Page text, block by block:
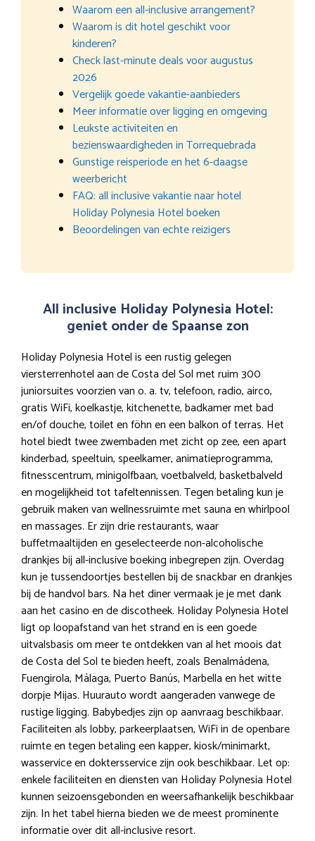
Waarom een all-inclusive arrangement?
Waarom is dit hotel geschikt voor
kinderen?
Check last-minute deals voor augustus
2026
Vergelijk goede vakantie-aanbieders
Meer informatie over ligging en omgeving
Leukste activiteiten en
bezienswaardigheden in Torrequebrada
Gunstige reisperiode en het 6-daagse
weerbericht
FAQ: all inclusive vakantie naar hotel
Holiday Polynesia Hotel boeken
Beoordelingen van echte reizigers
All inclusive Holiday Polynesia Hotel:
geniet onder de Spaanse zon
Holiday Polynesia Hotel is een rustig gelegen
viersterrenhotel aan de Costa del Sol met ruim 300
juniorsuites voorzien van o. a. tv, telefoon, radio, airco,
gratis WiFi, koelkastje, kitchenette, badkamer met bad
en/of douche, toilet en föhn en een balkon of terras. Het
hotel biedt twee zwembaden met zicht op zee, een apart
kinderbad, speeltuin, speelkamer, animatieprogramma,
fitnesscentrum, minigolfbaan, voetbalveld, basketbalveld
en mogelijkheid tot tafeltennissen. Tegen betaling kun je
gebruik maken van wellnessruimte met sauna en whirlpool
en massages. Er zijn drie restaurants, waar
buffetmaaltijden en geselecteerde non-alcoholische
drankjes bij all-inclusive boeking inbegrepen zijn. Overdag
kun je tussendoortjes bestellen bij de snackbar en drankjes
bij de handvol bars. Na het diner vermaak je je met dank
aan het casino en de discotheek. Holiday Polynesia Hotel
ligt op loopafstand van het strand en is een goede
uitvalsbasis om meer te ontdekken van al het moois dat
de Costa del Sol te bieden heeft, zoals Benalmádena,
Fuengirola, Málaga, Puerto Banús, Marbella en het witte
dorpje Mijas. Huurauto wordt aangeraden vanwege de
rustige ligging. Babybedjes zijn op aanvraag beschikbaar.
Faciliteiten als lobby, parkeerplaatsen, WiFi in de openbare
ruimte en tegen betaling een kapper, kiosk/minimarkt,
wasservice en doktersservice zijn ook beschikbaar. Let op:
enkele faciliteiten en diensten van Holiday Polynesia Hotel
kunnen seizoensgebonden en weersafhankelijk beschikbaar
zijn. In het tabel hierna bieden we de meest prominente
informatie over dit all-inclusive resort.